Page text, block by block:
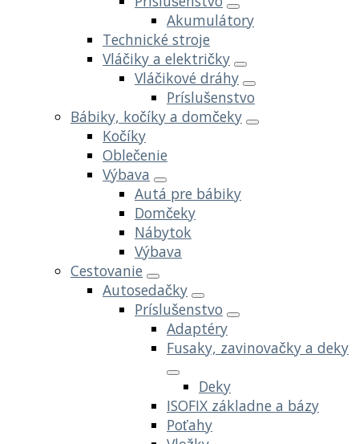
Akumulátory
Technické stroje
Vláčiky a električky
Vláčikové dráhy
Príslušenstvo
Bábiky, kočíky a domčeky
Kočíky
Oblečenie
Výbava
Autá pre bábiky
Domčeky
Nábytok
Výbava
Cestovanie
Autosedačky
Príslušenstvo
Adaptéry
Fusaky, zavinovačky a deky
Deky
ISOFIX základne a bázy
Poťahy